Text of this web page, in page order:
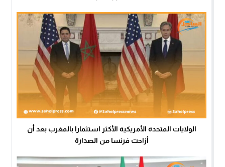
الولايات المتحدة الأمريكية الأكثر استثمارا بالمغرب بعد أن
أزاحت فرنسا من الصدارة